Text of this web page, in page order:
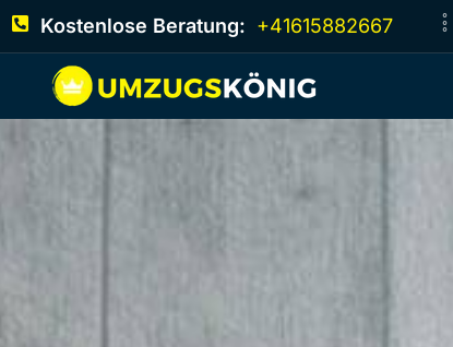
Kostenlose Beratung: +41615882667